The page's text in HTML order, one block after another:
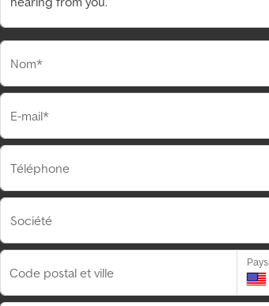
Nom*
E-mail*
Téléphone
Société
Code postal et ville
Pays